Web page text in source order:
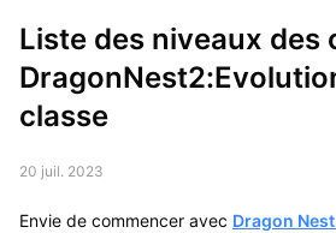
Liste des niveaux des
classe
20 juil. 2023
Envie de commencer avec Dragon